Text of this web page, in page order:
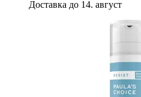
Доставка до 14. август